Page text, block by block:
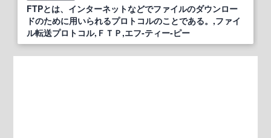
FTPとは、インターネットなどでファイルのダウンロー
ドのために用いられるプロトコルのことである。,ファイ
ル転送プロトコル,ＦＴＰ,エフ‐ティー‐ピー